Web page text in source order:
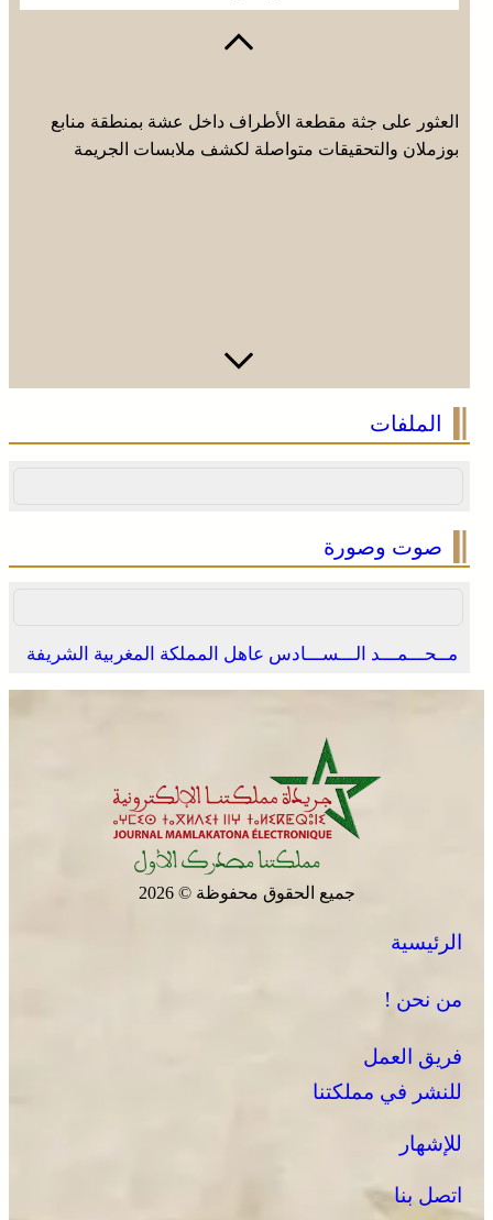
العثور على جثة مقطعة الأطراف داخل عشة بمنطقة منابع
بوزملان والتحقيقات متواصلة لكشف ملابسات الجريمة
الملفات
صوت وصورة
مــحـــمـــد الـــســـادس عاهل المملكة المغربية الشريفة
جميع الحقوق محفوظة © 2026
الرئيسية
من نحن !
فريق العمل
للنشر في مملكتنا
للإشهار
اتصل بنا